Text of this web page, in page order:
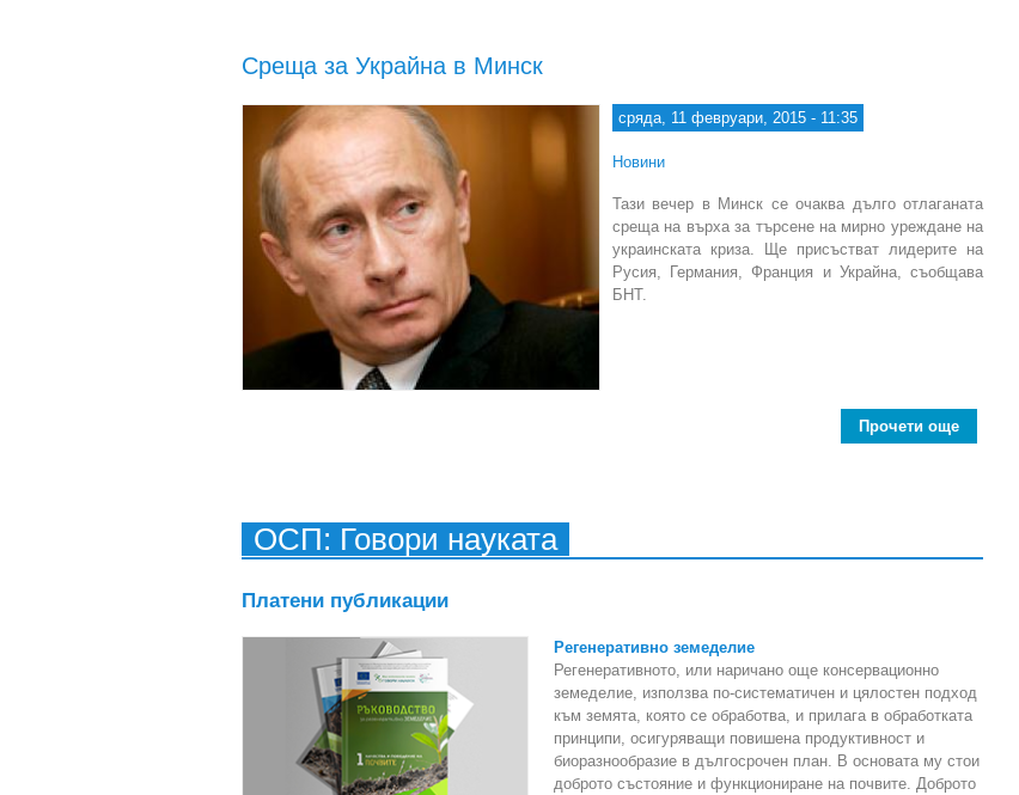
Среща за Украйна в Минск
сряда, 11 февруари, 2015 - 11:35
Новини
Тази вечер в Минск се очаква дълго отлаганата
среща на върха за търсене на мирно уреждане на
украинската криза. Ще присъстват лидерите на
Русия, Германия, Франция и Украйна, съобщава
БНТ.
Прочети още
ОСП: Говори науката
Платени публикации
Регенеративно земеделие
Регенеративното, или наричано още консервационно
земеделие, използва по-систематичен и цялостен подход
към земята, която се обработва, и прилага в обработката
принципи, осигуряващи повишена продуктивност и
биоразнообразие в дългосрочен план. В основата му стои
доброто състояние и функциониране на почвите. Доброто